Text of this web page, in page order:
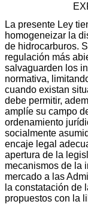
La presente Ley
homogeneizar la
de hidrocarburos.
regulación más
salvaguarden los
normativa,
cuando existan
debe permitir,
amplíe su campo
ordenamiento
socialmente
encaje legal
apertura de la
mecanismos de la
mercado a las
la constatación de
propuestos con la